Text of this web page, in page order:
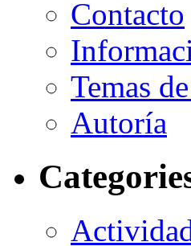
Contacto
Temas
Autoría